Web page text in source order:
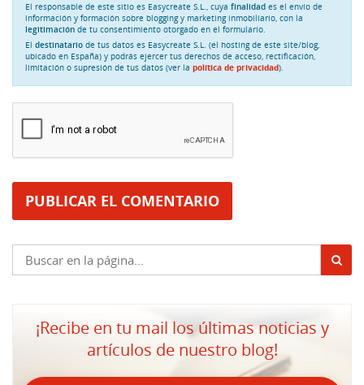
El responsable de este sitio es Easycreate S.L., cuya finalidad es el envío de
información y formación sobre blogging y marketing inmobiliario, con la
legitimación de tu consentimiento otorgado en el formulario.
El destinatario de tus datos es Easycreate S.L. (el hosting de este site/blog,
ubicado en España) y podrás ejercer tus derechos de acceso, rectificación,
limitación o supresión de tus datos (ver la política de privacidad).
¡Recibe en tu mail los últimas noticias y
artículos de nuestro blog!